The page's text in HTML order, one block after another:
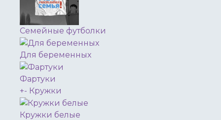
Семейные футболки
Для беременных
Фартуки
+- Кружки
Кружки белые